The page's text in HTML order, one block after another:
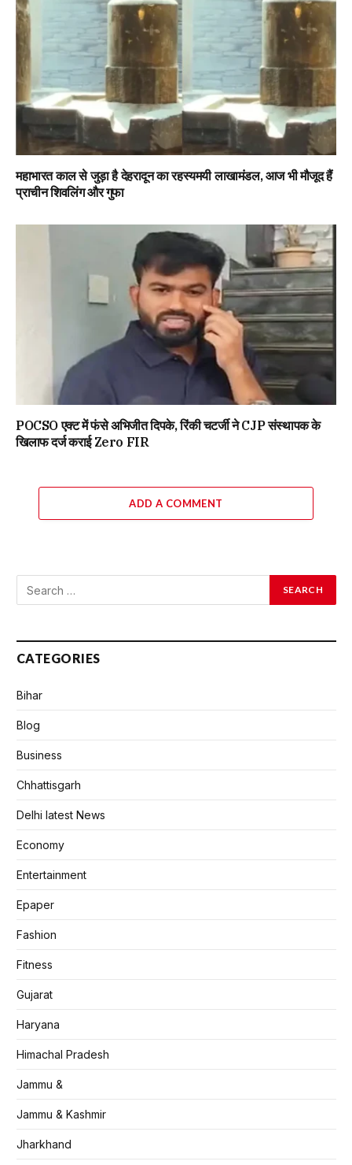
महाभारत काल से जुड़ा है देहरादून का रहस्यमयी लाखामंडल, आज भी मौजूद हैं
प्राचीन शिवलिंग और गुफा
POCSO एक्ट में फंसे अभिजीत दिपके, रिंकी चटर्जी ने CJP संस्थापक के
खिलाफ दर्ज कराई Zero FIR
ADD A COMMENT
CATEGORIES
Bihar
Blog
Business
Chhattisgarh
Delhi latest News
Economy
Entertainment
Epaper
Fashion
Fitness
Gujarat
Haryana
Himachal Pradesh
Jammu &
Jammu & Kashmir
Jharkhand